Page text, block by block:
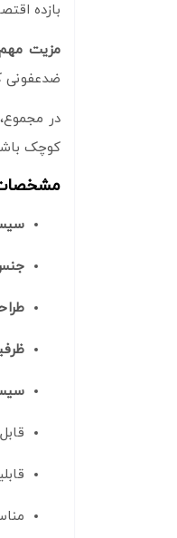
بازده
مزیت مهم
ضدعفونی
در
کوچک